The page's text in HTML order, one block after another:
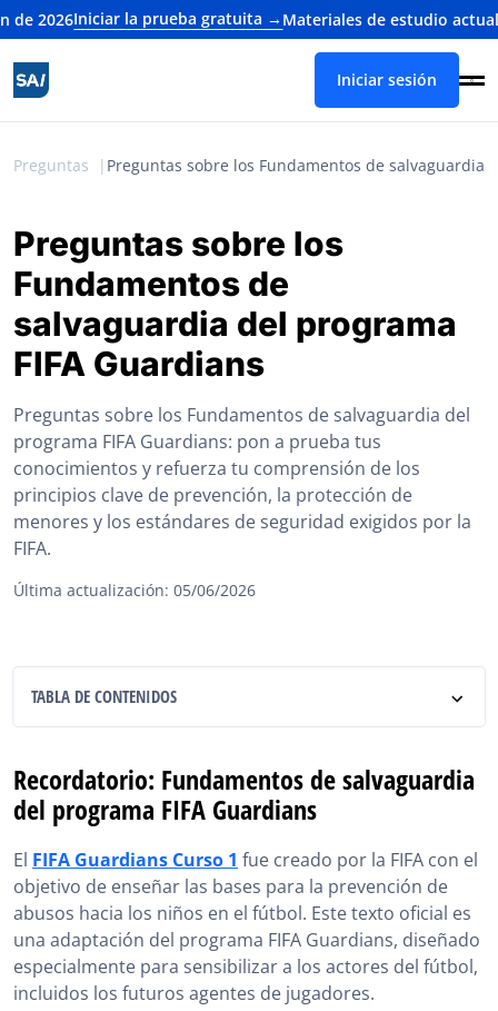
Iniciar la prueba gratuita →Materiales de estudio
Iniciar sesión
Preguntas Preguntas sobre los Fundamentos de salvaguardia
Preguntas sobre los
Fundamentos de
salvaguardia del programa
FIFA Guardians
Preguntas sobre los Fundamentos de salvaguardia del
programa FIFA Guardians: pon a prueba tus
conocimientos y refuerza tu comprensión de los
principios clave de prevención, la protección de
menores y los estándares de seguridad exigidos por la
FIFA.
Última actualización: 05/06/2026
TABLA DE CONTENIDOS
programa FIFA Guardians
¿Por qué realizar Preguntas sobre los Fundamentos
de salvaguardia del programa FIFA Guardians para
preparar el examen de agente FIFA?
Ventajas de las Preguntas sobre los Fundamentos de
salvaguardia del programa FIFA Guardians
Consejos para superar las Preguntas sobre los
Fundamentos de salvaguardia del programa FIFA
Guardians
Recordatorio: Fundamentos de salvaguardia
del programa FIFA Guardians
El FIFA Guardians Curso 1 fue creado por la FIFA con el
objetivo de enseñar las bases para la prevención de
abusos hacia los niños en el fútbol. Este texto oficial es
una adaptación del programa FIFA Guardians, diseñado
especialmente para sensibilizar a los actores del fútbol,
incluidos los futuros agentes de jugadores.